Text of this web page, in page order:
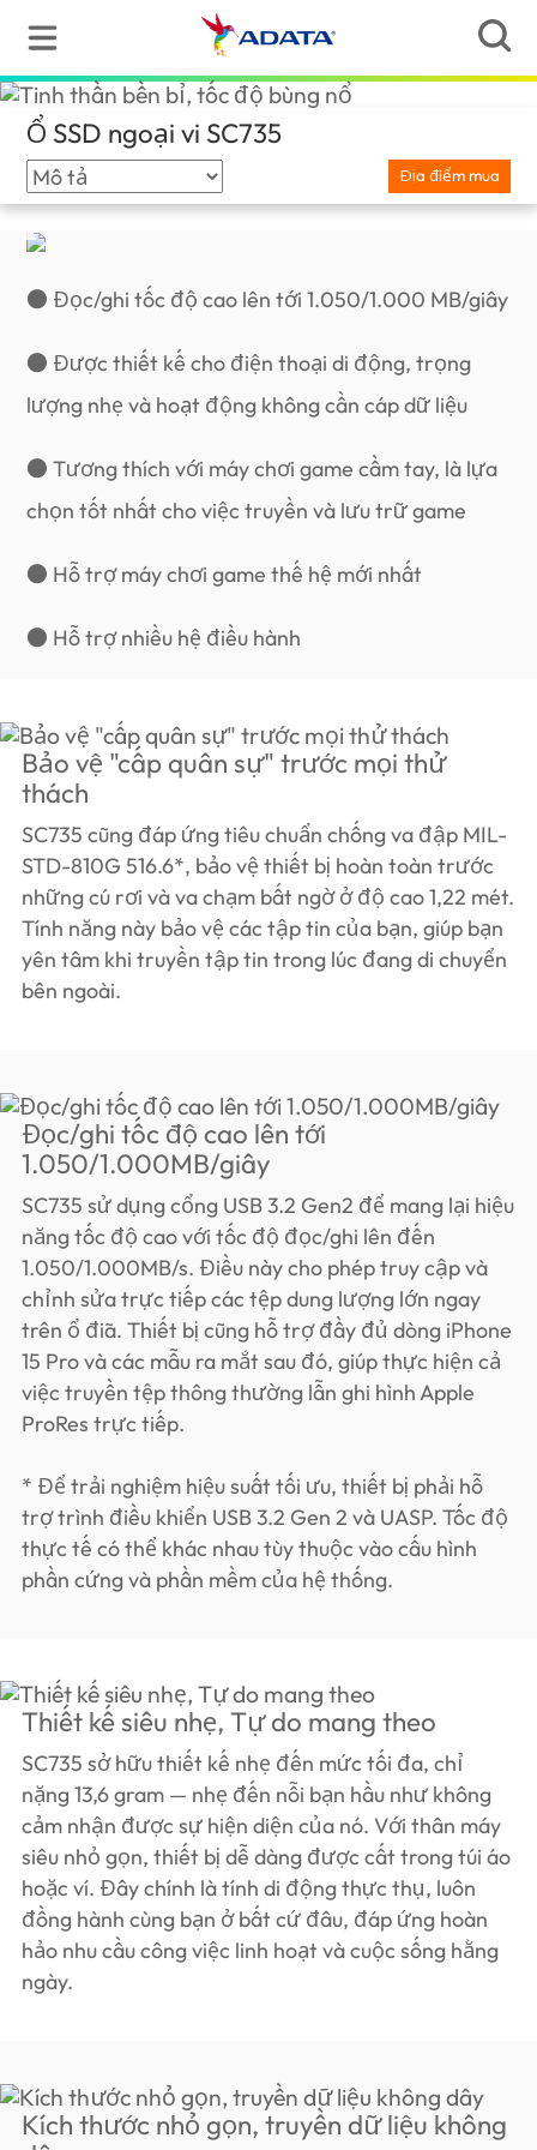
Ổ SSD ngoại vi SC735(Vietnam)
Địa điểm mua
● Đọc/ghi tốc độ cao lên tới 1.050/1.000 MB/giây
● Được thiết kế cho điện thoại di động, trọng
lượng nhẹ và hoạt động không cần cáp dữ liệu
● Tương thích với máy chơi game cầm tay, là lựa
chọn tốt nhất cho việc truyền và lưu trữ game
● Hỗ trợ máy chơi game thế hệ mới nhất
● Hỗ trợ nhiều hệ điều hành
Bảo vệ "cấp quân sự" trước mọi thử
thách
SC735 cũng đáp ứng tiêu chuẩn chống va đập MIL-
STD-810G 516.6*, bảo vệ thiết bị hoàn toàn trước
những cú rơi và va chạm bất ngờ ở độ cao 1,22 mét.
Tính năng này bảo vệ các tập tin của bạn, giúp bạn
yên tâm khi truyền tập tin trong lúc đang di chuyển
bên ngoài.
Đọc/ghi tốc độ cao lên tới
1.050/1.000MB/giây
SC735 sử dụng cổng USB 3.2 Gen2 để mang lại hiệu
năng tốc độ cao với tốc độ đọc/ghi lên đến
1.050/1.000MB/s. Điều này cho phép truy cập và
chỉnh sửa trực tiếp các tệp dung lượng lớn ngay
trên ổ đĩa. Thiết bị cũng hỗ trợ đầy đủ dòng iPhone
15 Pro và các mẫu ra mắt sau đó, giúp thực hiện cả
việc truyền tệp thông thường lẫn ghi hình Apple
ProRes trực tiếp.
* Để trải nghiệm hiệu suất tối ưu, thiết bị phải hỗ
trợ trình điều khiển USB 3.2 Gen 2 và UASP. Tốc độ
thực tế có thể khác nhau tùy thuộc vào cấu hình
phần cứng và phần mềm của hệ thống.
Thiết kế siêu nhẹ, Tự do mang theo
SC735 sở hữu thiết kế nhẹ đến mức tối đa, chỉ
nặng 13,6 gram — nhẹ đến nỗi bạn hầu như không
cảm nhận được sự hiện diện của nó. Với thân máy
siêu nhỏ gọn, thiết bị dễ dàng được cất trong túi áo
hoặc ví. Đây chính là tính di động thực thụ, luôn
đồng hành cùng bạn ở bất cứ đâu, đáp ứng hoàn
hảo nhu cầu công việc linh hoạt và cuộc sống hằng
ngày.
Kích thước nhỏ gọn, truyền dữ liệu không